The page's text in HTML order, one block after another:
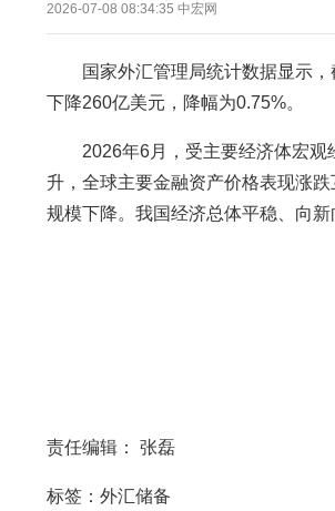
2026-07-08 08:34:35 中宏网
国家外汇管理局统计数据显示
下降260亿美元，降幅为0.75%。
2026年6月，受主要经济体宏
升，全球主要金融资产价格表现涨
规模下降。我国经济总体平稳、向
责任编辑： 张磊
标签：外汇储备